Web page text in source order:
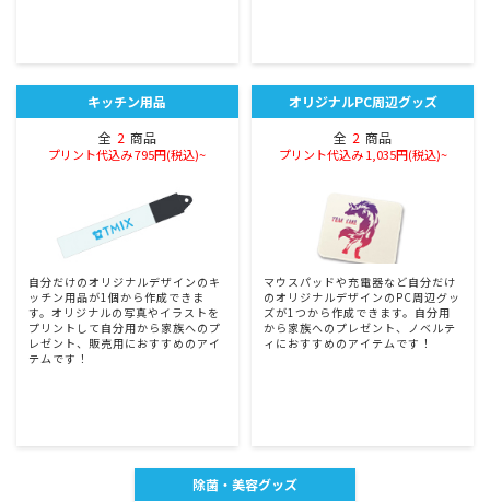
キッチン用品
全 2 商品
プリント代込み 795円(税込)~
自分だけのオリジナルデザインのキ
ッチン用品が1個から作成できま
す。オリジナルの写真やイラストを
プリントして自分用から家族へのプ
レゼント、販売用におすすめのアイ
テムです！
オリジナルPC周辺グッズ
全 2 商品
プリント代込み 1,035円(税込)~
マウスパッドや充電器など自分だけ
のオリジナルデザインのPC周辺グッ
ズが1つから作成できます。自分用
から家族へのプレゼント、ノベルテ
ィにおすすめのアイテムです！
除菌・美容グッズ